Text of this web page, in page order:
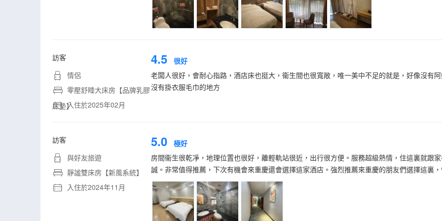
訪客
情侶
零壓舒睡大床房【品牌乳膠
床墊】入住於2025年02月
4.5
很好
老闆人很好，會耐心指路，酒店床也挺大，衞生間也很寬敞，唯一美中不足的就是，好像沒有
沒有掛衣服毛巾的地方
訪客
與好友旅遊
靜謐雙床房【新風系統】
入住於2024年11月
5.0
極好
房間衞生很乾凈，地理位置也很好，離輕軌站很近，出行很方便。服務超級熱情，住這裏就跟
誠。非常值得推薦，下次有機會來重慶還會選擇這家酒店。強烈推薦來重慶的朋友們選擇這裏